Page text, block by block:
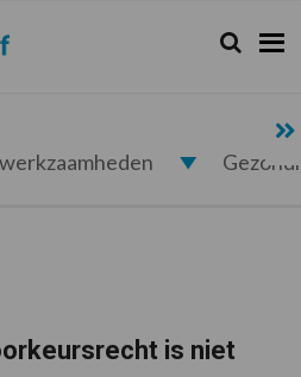
Zoeken...
Zoek
is niet